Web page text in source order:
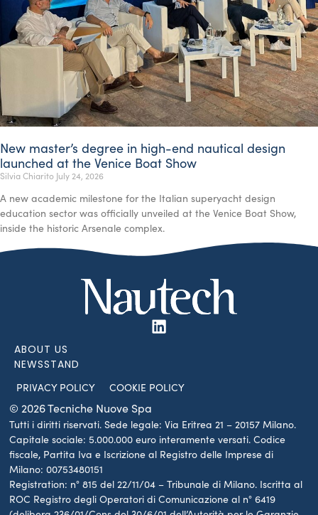
New master’s degree in high-end nautical design
launched at the Venice Boat Show
Silvia Chiarito July 24, 2026
A new academic milestone for the Italian superyacht design
education sector was officially unveiled at the Venice Boat Show,
inside the historic Arsenale complex.
ABOUT US
NEWSSTAND
© 2026 Tecniche Nuove Spa
PRIVACY POLICY COOKIE POLICY
Tutti i diritti riservati. Sede legale: Via Eritrea 21 – 20157 Milano.
Capitale sociale: 5.000.000 euro interamente versati. Codice
fiscale, Partita Iva e Iscrizione al Registro delle Imprese di
Milano: 00753480151
Registration: n° 815 del 22/11/04 – Tribunale di Milano. Iscritta al
ROC Registro degli Operatori di Comunicazione al n° 6419